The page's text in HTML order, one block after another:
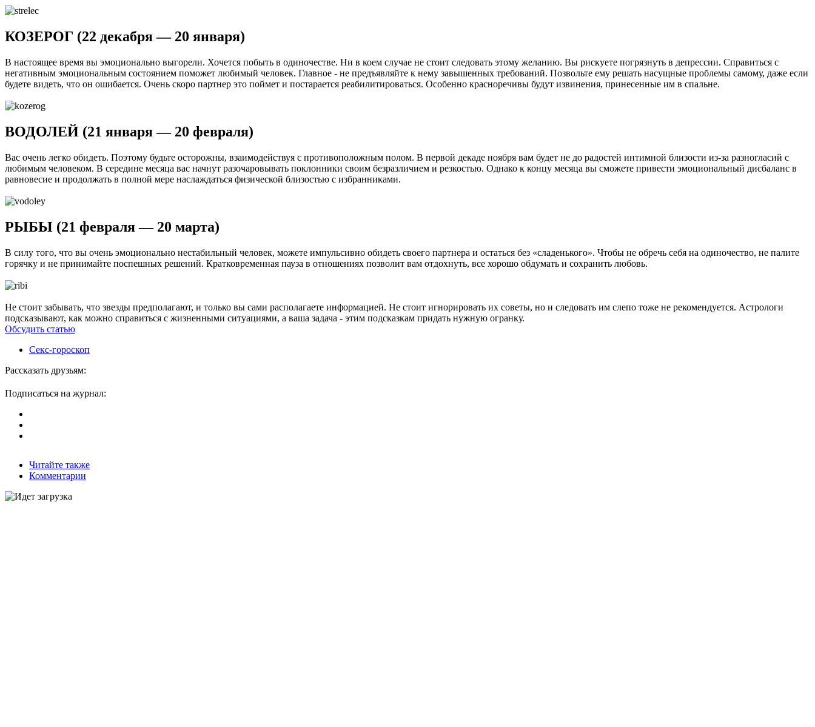
КОЗЕРОГ (22 декабря — 20 января)
В настоящее время вы эмоционально выгорели. Хочется побыть в одиночестве. Ни в коем случае не стоит следовать этому желанию. Вы рискуете погрязнуть в депрессии. Справиться с
негативным эмоциональным состоянием поможет любимый человек. Главное - не предъявляйте к нему завышенных требований. Позвольте ему решать насущные проблемы самому, даже если
будете видеть, что он ошибается. Очень скоро партнер это поймет и постарается реабилитироваться. Особенно красноречивы будут извинения, принесенные им в спальне.
ВОДОЛЕЙ (21 января — 20 февраля)
Вас очень легко обидеть. Поэтому будьте осторожны, взаимодействуя с противоположным полом. В первой декаде ноября вам будет не до радостей интимной близости из-за разногласий с
любимым человеком. В середине месяца вас начнут разочаровывать поклонники своим безразличием и резкостью. Однако к концу месяца вы сможете привести эмоциональный дисбаланс в
равновесие и продолжать в полной мере наслаждаться физической близостью с избранниками.
РЫБЫ (21 февраля — 20 марта)
В силу того, что вы очень эмоционально нестабильный человек, можете импульсивно обидеть своего партнера и остаться без «сладенького». Чтобы не обречь себя на одиночество, не палите
горячку и не принимайте поспешных решений. Кратковременная пауза в отношениях позволит вам отдохнуть, все хорошо обдумать и сохранить любовь.
Не стоит забывать, что звезды предполагают, и только вы сами располагаете информацией. Не стоит игнорировать их советы, но и следовать им слепо тоже не рекомендуется. Астрологи
подсказывают, как можно справиться с жизненными ситуациями, а ваша задача - этим подсказкам придать нужную огранку.
Обсудить статью
Секс-гороскоп
Рассказать друзьям:
Подписаться на журнал:
Читайте также
Комментарии